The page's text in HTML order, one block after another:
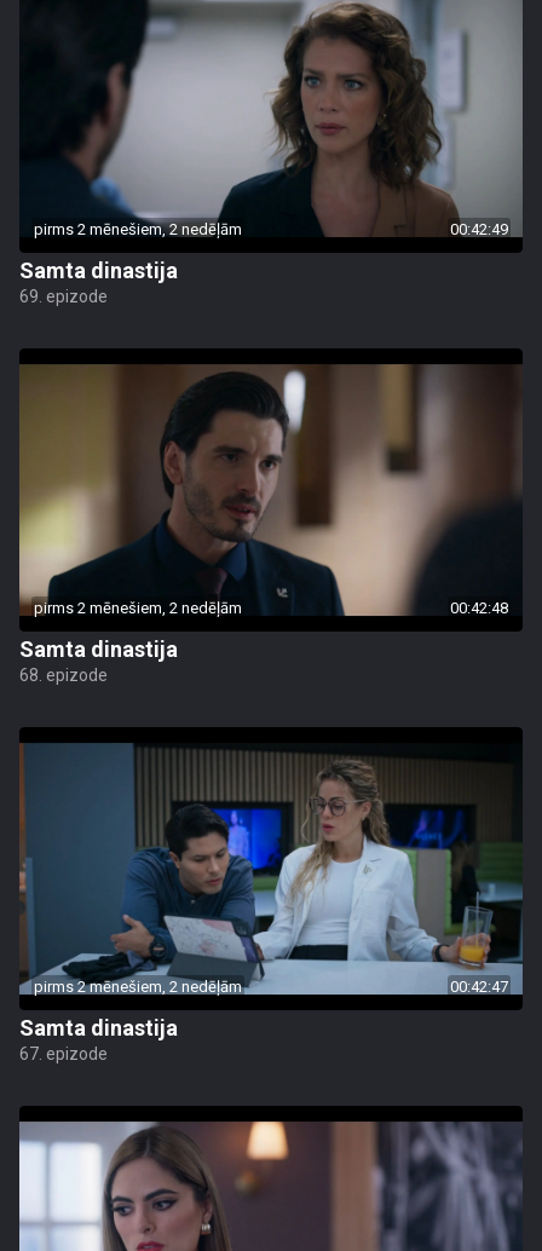
pirms 2 mēnešiem, 2 nedēļām 00:42:49
Samta dinastija
69. epizode
pirms 2 mēnešiem, 2 nedēļām 00:42:48
Samta dinastija
68. epizode
pirms 2 mēnešiem, 2 nedēļām 00:42:47
Samta dinastija
67. epizode